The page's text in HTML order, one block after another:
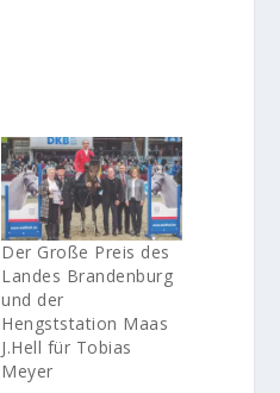
Der Große Preis des
Landes Brandenburg
und der
Hengststation Maas
J.Hell für Tobias
Meyer